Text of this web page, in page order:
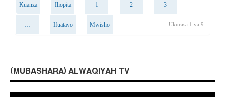
Kuanza Iliopita 1 2 3
… Ifuatayo Mwisho Ukurasa 1 ya 9
(MUBASHARA) ALWAQIYAH TV